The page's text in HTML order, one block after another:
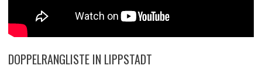
DOPPELRANGLISTE IN LIPPSTADT